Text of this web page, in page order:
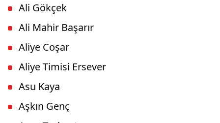
Ali Gökçek
Ali Mahir Başarır
Aliye Coşar
Aliye Timisi Ersever
Asu Kaya
Aşkın Genç